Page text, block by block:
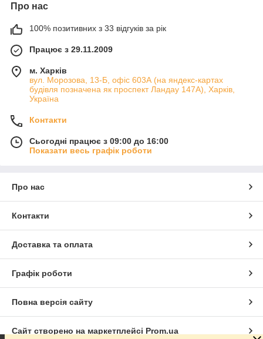
Про нас
100% позитивних з 33 відгуків за рік
Працює з 29.11.2009
м. Харків
вул. Морозова, 13-Б, офіс 603А (на яндекс-картах
будівля позначена як проспект Ландау 147А), Харків,
Україна
Контакти
Сьогодні працює з 09:00 до 16:00
Показати весь графік роботи
Про нас
Контакти
Доставка та оплата
Графік роботи
Повна версія сайту
Сайт створено на маркетплейсі Prom.ua